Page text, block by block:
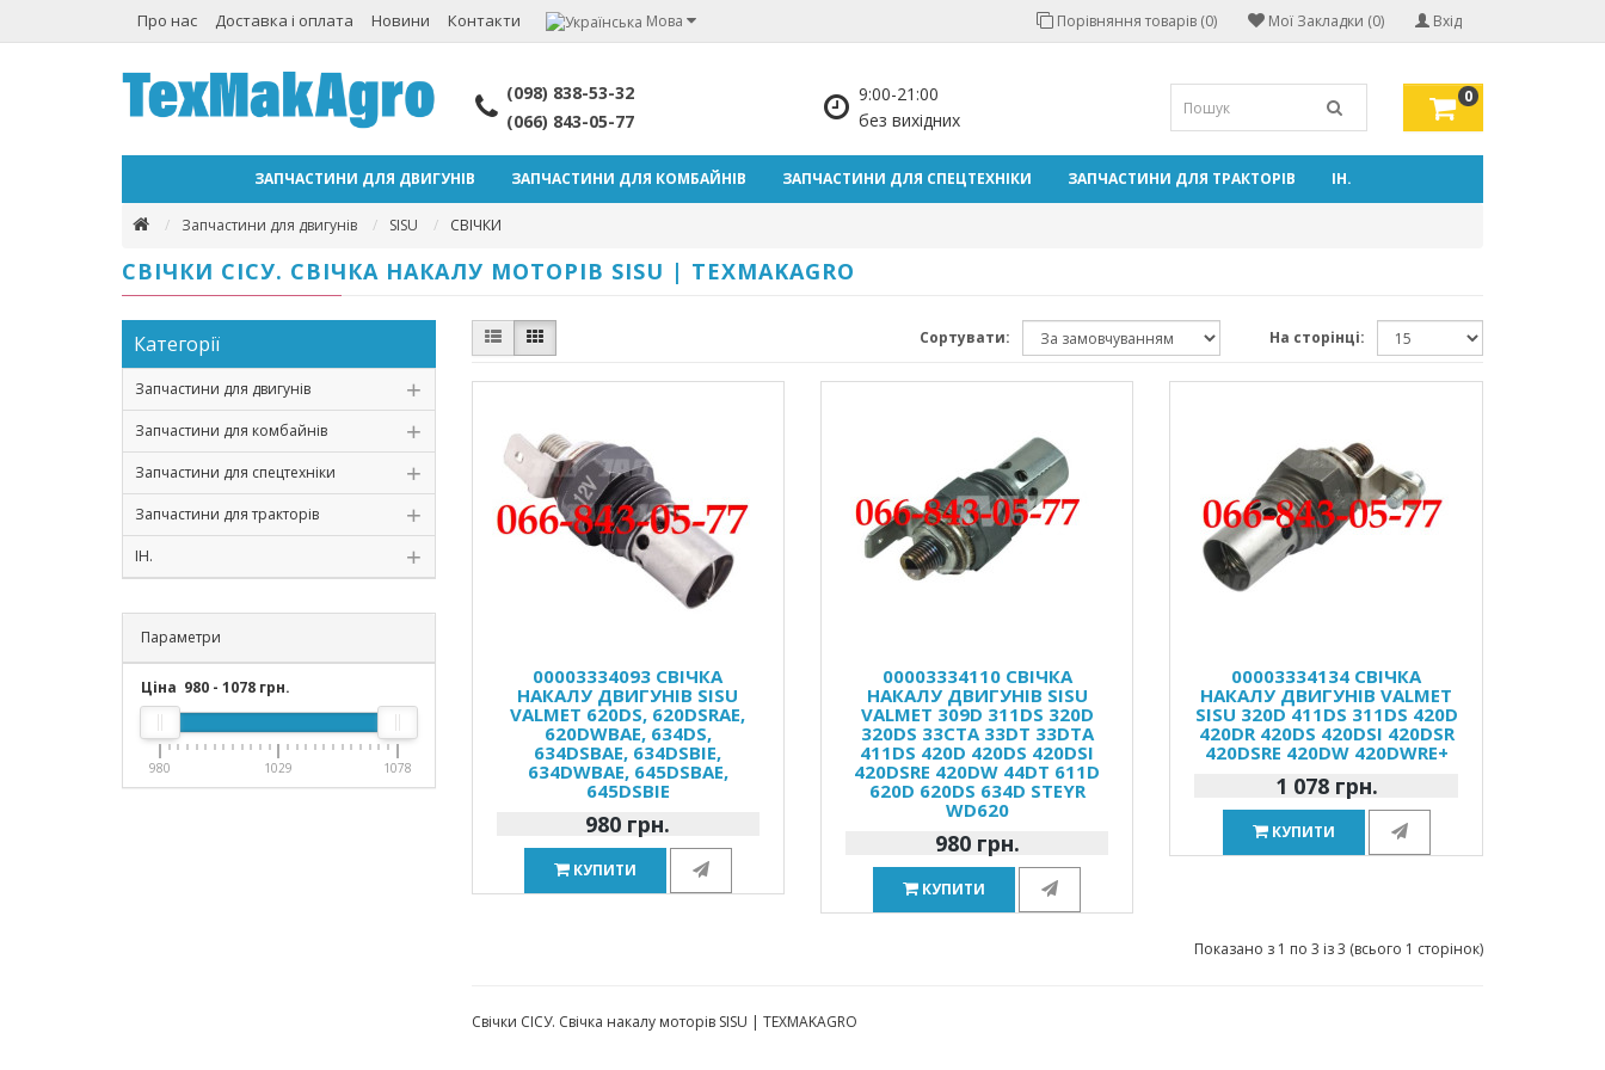
Про нас Доставка і оплата Новини Контакти Мова Вхід
Мої Закладки (0)
Порівняння товарів (0)
(098) 838-53-32
(066) 843-05-77
9:00-21:00
без вихідних
0
ЗАПЧАСТИНИ ДЛЯ ДВИГУНІВ ЗАПЧАСТИНИ ДЛЯ КОМБАЙНІВ ЗАПЧАСТИНИ ДЛЯ СПЕЦТЕХНІКИ ЗАПЧАСТИНИ ДЛЯ ТРАКТОРІВ ІН.
Запчастини для двигунів SISU СВІЧКИ
СВІЧКИ СІСУ. СВІЧКА НАКАЛУ МОТОРІВ SISU | TEXMAKAGRO
Категорії
Запчастини для двигунів
Запчастини для комбайнів
Запчастини для спецтехніки
Запчастини для тракторів
ІН.
Параметри
Ціна 980 - 1078 грн.
980 1029 1078
Сортувати: На сторінці:
00003334093 СВІЧКА
НАКАЛУ ДВИГУНІВ SISU
VALMET 620DS, 620DSRAE,
620DWBAE, 634DS,
634DSBAE, 634DSBIE,
634DWBAE, 645DSBAE,
645DSBIE
980 грн.
КУПИТИ
00003334110 СВІЧКА
НАКАЛУ ДВИГУНІВ SISU
VALMET 309D 311DS 320D
320DS 33CTA 33DT 33DTA
411DS 420D 420DS 420DSI
420DSRE 420DW 44DT 611D
620D 620DS 634D STEYR
WD620
980 грн.
КУПИТИ
00003334134 СВІЧКА
НАКАЛУ ДВИГУНІВ VALMET
SISU 320D 411DS 311DS 420D
420DR 420DS 420DSI 420DSR
420DSRE 420DW 420DWRE+
1 078 грн.
КУПИТИ
Показано з 1 по 3 із 3 (всього 1 сторінок)
Свічки СІСУ. Свічка накалу моторів SISU | TEXMAKAGRO